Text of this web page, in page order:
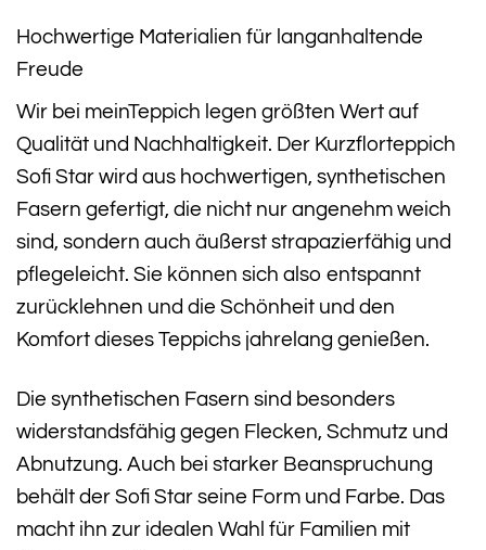
Hochwertige Materialien für langanhaltende
Freude
Wir bei meinTeppich legen größten Wert auf
Qualität und Nachhaltigkeit. Der Kurzflorteppich
Sofi Star wird aus hochwertigen, synthetischen
Fasern gefertigt, die nicht nur angenehm weich
sind, sondern auch äußerst strapazierfähig und
pflegeleicht. Sie können sich also entspannt
zurücklehnen und die Schönheit und den
Komfort dieses Teppichs jahrelang genießen.
Die synthetischen Fasern sind besonders
widerstandsfähig gegen Flecken, Schmutz und
Abnutzung. Auch bei starker Beanspruchung
behält der Sofi Star seine Form und Farbe. Das
macht ihn zur idealen Wahl für Familien mit